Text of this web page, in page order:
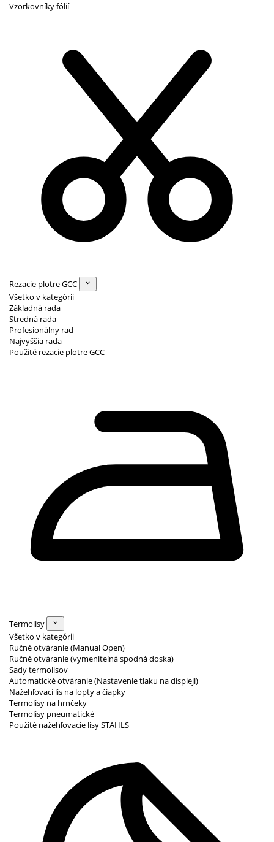
Vzorkovníky fólií
Rezacie plotre GCC
Všetko v kategórii
Základná rada
Stredná rada
Profesionálny rad
Najvyššia rada
Použité rezacie plotre GCC
Termolisy
Všetko v kategórii
Ručné otváranie (Manual Open)
Ručné otváranie (vymeniteľná spodná doska)
Sady termolisov
Automatické otváranie (Nastavenie tlaku na displeji)
Nažehľovací lis na lopty a čiapky
Termolisy na hrnčeky
Termolisy pneumatické
Použité nažehľovacie lisy STAHLS